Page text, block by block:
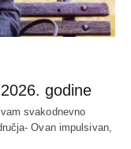
godine
svakodnevno
Ovan impulsivan,